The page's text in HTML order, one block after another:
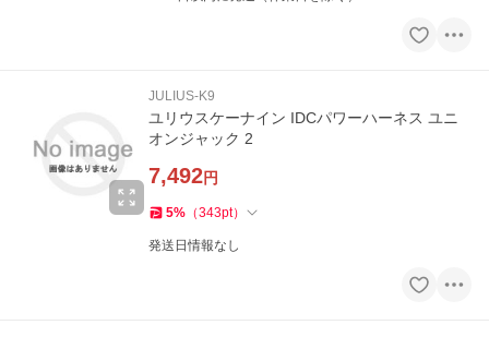
JULIUS-K9
ユリウスケーナイン IDCパワーハーネス ユニ
オンジャック 2
7,492円
5% （343pt）
発送日情報なし